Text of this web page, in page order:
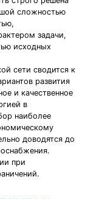
сложностью
задачи,
исходных
сети сводится к
развития
и качественное
в
наиболее
доводятся до
при